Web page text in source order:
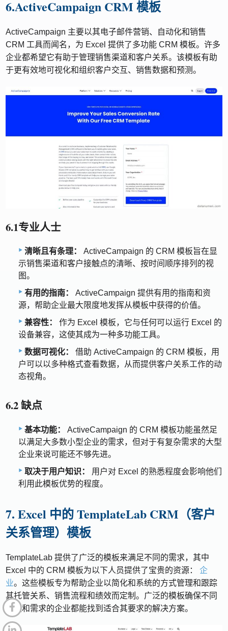
6.ActiveCampaign CRM 模板
ActiveCampaign 主要以其电子邮件营销、自动化和销售
CRM 工具而闻名，为 Excel 提供了多功能 CRM 模板。许多
企业都希望它有助于管理销售渠道和客户关系。该模板有助
于更有效地可视化和组织客户交互、销售数据和预测。
6.1专业人士
清晰且有条理：
ActiveCampaign 的 CRM 模板旨在显
示销售渠道和客户接触点的清晰、按时间顺序排列的视
图。
有用的指南：
ActiveCampaign 提供有用的指南和资
源，帮助企业最大限度地发挥从模板中获得的价值。
兼容性：
作为 Excel 模板，它与任何可以运行 Excel 的
设备兼容，这使其成为一种多功能工具。
数据可视化：
借助 ActiveCampaign 的 CRM 模板，用
户可以以多种格式查看数据，从而提供客户关系工作的动
态视角。
6.2 缺点
基本功能：
ActiveCampaign 的 CRM 模板功能虽然足
以满足大多数小型企业的需求，但对于有复杂需求的大型
企业来说可能还不够先进。
取决于用户知识：
用户对 Excel 的熟悉程度会影响他们
利用此模板优势的程度。
7. Excel 中的 TemplateLab CRM（客户
关系管理）模板
TemplateLab 提供了广泛的模板来满足不同的需求，其中
Excel 中的 CRM 模板为以下人员提供了宝贵的资源：企
业。这些模板专为帮助企业以简化和系统的方式管理和跟踪
其托管关系、销售流程和绩效而定制。广泛的模板确保不同
规模和需求的企业都能找到适合其要求的解决方案。